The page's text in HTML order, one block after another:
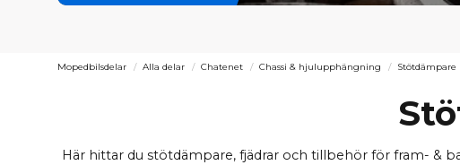
Mopedbilsdelar Alla delar Chatenet Chassi & hjulupphängning Stötdämpare
Här hittar du stötdämpare, fjädrar och tillbehör för fram- &